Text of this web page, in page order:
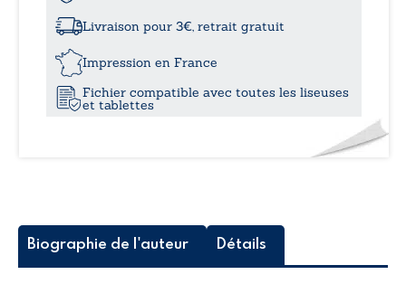
qu’un
Reconstruire
les
Livraison pour 3€, retrait gratuit
Impression en France
Fichier compatible avec toutes les liseuses
et tablettes
Biographie de l'auteur Détails